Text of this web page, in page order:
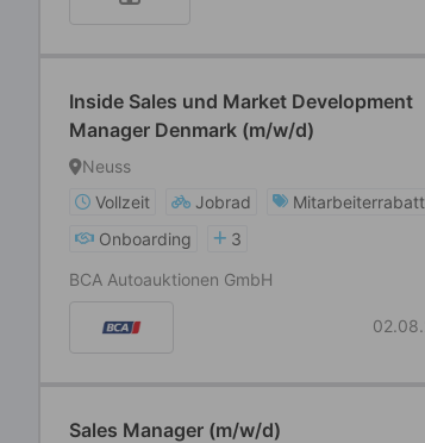
Inside Sales und Market Development
Manager Denmark (m/w/d)
Neuss
Vollzeit
Jobrad
Onboarding
3
BCA Autoauktionen GmbH
Sales Manager (m/w/d)